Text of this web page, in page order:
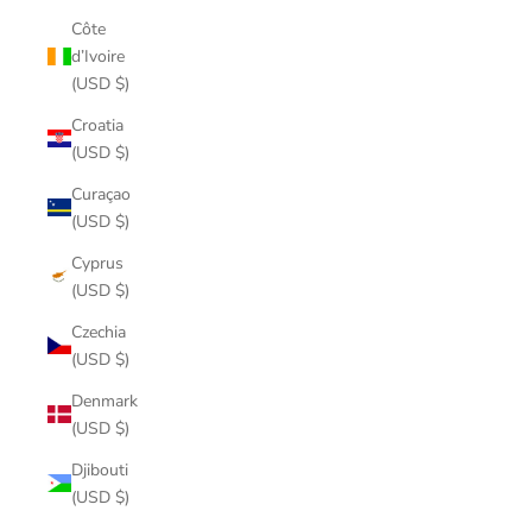
Côte
d’Ivoire
(USD $)
Croatia
(USD $)
Curaçao
(USD $)
Cyprus
(USD $)
Czechia
(USD $)
Denmark
(USD $)
Djibouti
(USD $)